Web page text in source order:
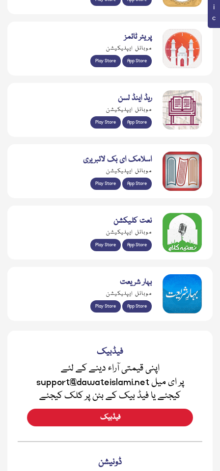
پریئر ٹائمز
موبائل ایپلیکیشن
Play Store App Store
ریڈ اینڈ لسن
موبائل ایپلیکیشن
Play Store App Store
اسلامک ای بک لائبریری
موبائل ایپلیکیشن
Play Store App Store
نعت کلیکشن
موبائل ایپلیکیشن
Play Store App Store
بہار شریعت
موبائل ایپلیکیشن
Play Store App Store
فیڈبیک
اپنی قیمتی آراء دینے کے لئے
support@dawateislami.net پر ای میل
کیجئے یا فیڈ بیک کے بٹن پر کلک کیجئے
فیڈبیک
ڈونیشن